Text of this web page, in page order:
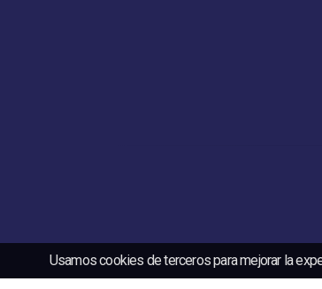
Usamos cookies de terceros para mejorar la